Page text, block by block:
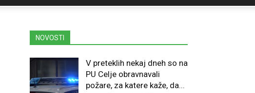
NOVOSTI
V preteklih nekaj dneh so na
PU Celje obravnavali
požare, za katere kaže, da...